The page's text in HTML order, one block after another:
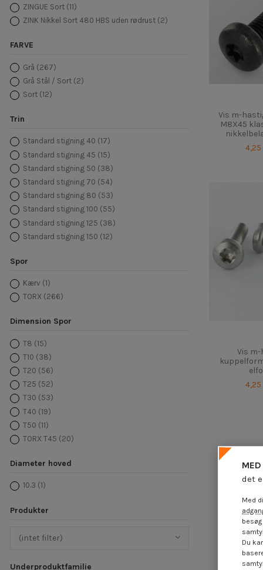
Vis m-
M8X45
4,25
Vis
4,25
ZINGUE Sort (11)
ZINK Nikkel Sort 480 HBS uden rødrust (2)
FARVE
Grå (267)
Grå Stål / Sort (2)
Sort (12)
Trin
Standard stigning 40 (17)
Standard stigning 45 (15)
Standard stigning 50 (38)
Standard stigning 70 (54)
Standard stigning 80 (53)
Standard stigning 100 (55)
Standard stigning 125 (38)
Standard stigning 150 (12)
Spor
Kærv (1)
TORX (266)
Dimension Spor
T8 (15)
T10 (38)
T20 (56)
T25 (52)
T30 (53)
T40 (19)
T50 (11)
TORX T45 (20)
Diameter hoved
10.3 (1)
Produkter
(intet filter)
Underproduktfamilie
det
Med
Du